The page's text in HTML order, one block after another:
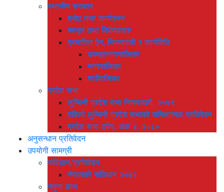
स्थानीय सरकार
बजेट तथा कार्यक्रम
कानून तथा विधेयकहरु
प्रमाणित ऐन, नियमावली र कार्यविधि
उपमहानगरपालिका
नगरपालिका
गाउँपालिका
प्रदेश सभा
लुम्बिनी प्रदेश सभा नियमावली, २०७९
पहिलो लुम्बिनी प्रदेश सभाको समिक्षात्मक प्रतिवेदन
प्रदेश सभा दर्पण, अंक ४, २०८०
अनुसन्धान प्रतिवेदन
उपयोगी सामग्री
संविधान/प्रतिवेदन
नेपालको संविधान २०७२
नमुना काम